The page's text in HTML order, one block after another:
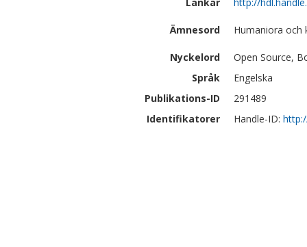
Ämnesord Humaniora
Nyckelord
Open Source,
Språk
Engelska
Publikations-ID
291489
Identifikatorer
Handle-ID: